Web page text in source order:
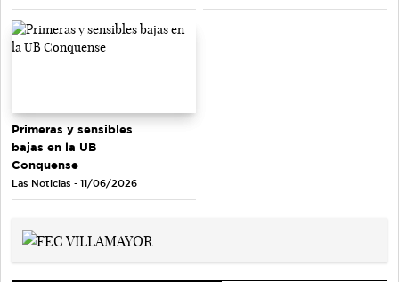
Primeras y sensibles
bajas en la UB
Conquense
Las Noticias - 11/06/2026